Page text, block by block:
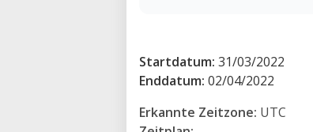
Startdatum: 31/03/2022
Enddatum: 02/04/2022
Erkannte Zeitzone: UTC